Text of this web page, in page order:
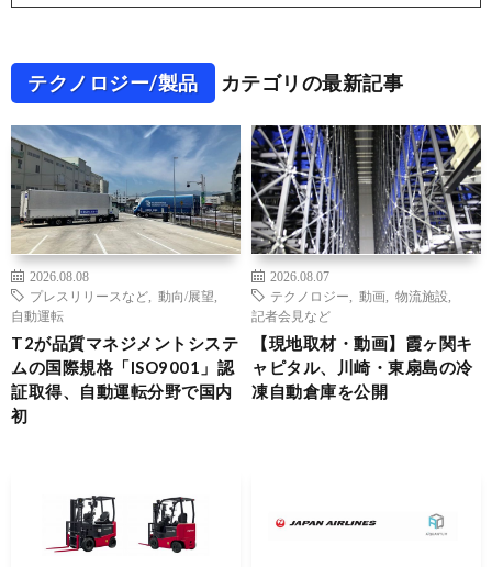
テクノロジー/製品 カテゴリの最新記事
2026.08.08
プレスリリースなど
動向/展望
自動運転
T2が品質マネジメントシステ
ムの国際規格「ISO9001」認
証取得、自動運転分野で国内
初
2026.08.07
テクノロジー
動画 物流施設
記者会見など
【現地取材・動画】霞ヶ関キ
ャピタル、川崎・東扇島の冷
凍自動倉庫を公開